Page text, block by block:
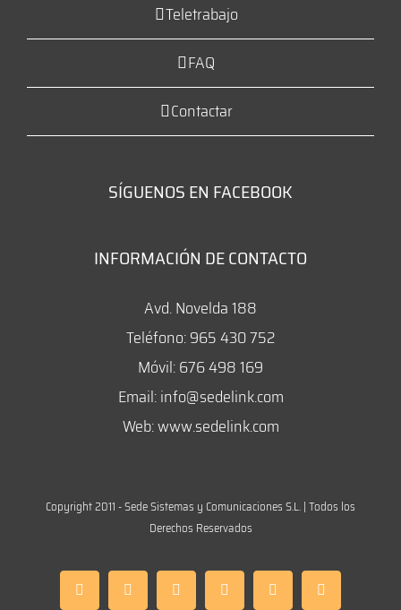
Teletrabajo
FAQ
Contactar
SÍGUENOS EN FACEBOOK
INFORMACIÓN DE CONTACTO
Avd. Novelda 188
Teléfono:965 430 752
Móvil:676 498 169
Email:info@sedelink.com
Web:www.sedelink.com
Copyright 2011 -Sede Sistemas y Comunicaciones S.L. | Todos los
Derechos Reservados
InstagramFacebookTwitter LinkedInWhatsAppCorreo